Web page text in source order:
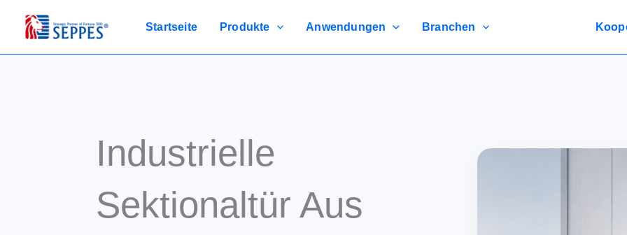
Inhalt
springen
Startseite Produkte Anwendungen Branchen
Industrielle
Sektionaltür Aus